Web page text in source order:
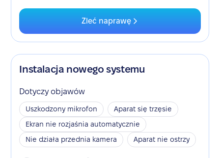
Zleć naprawę
Instalacja nowego systemu
Dotyczy objawów
Uszkodzony mikrofon
Aparat się trzęsie
Ekran nie rozjaśnia automatycznie
Nie działa przednia kamera
Aparat nie ostrzy